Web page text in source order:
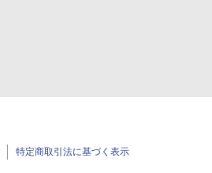
特定商取引法に基づく表示